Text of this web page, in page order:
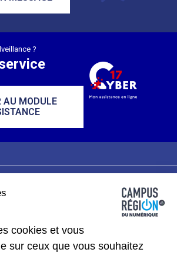
?
AU MODULE
cookies et vous
sur ceux que vous souhaitez